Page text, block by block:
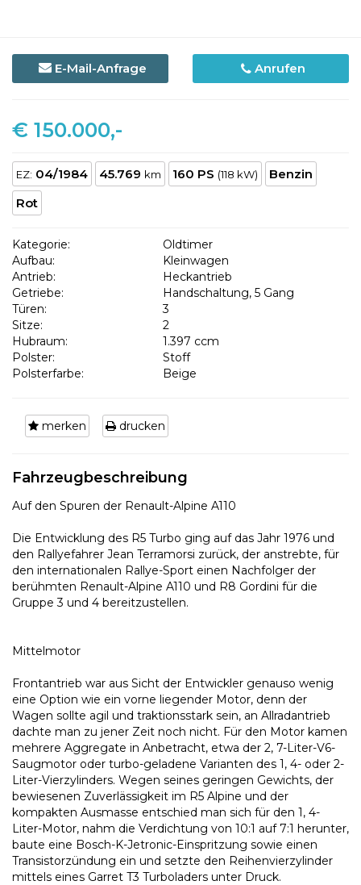
E-Mail-Anfrage Anrufen
€ 150.000,-
EZ: 04/1984 45.769 km 160 PS (118 kW)
Benzin
Rot
Kategorie:
Oldtimer
Aufbau:
Kleinwagen
Antrieb:
Heckantrieb
Getriebe:
Handschaltung, 5 Gang
Türen:
3
Sitze:
2
Hubraum:
1.397 ccm
Polster:
Stoff
Polsterfarbe:
Beige
merken drucken
Fahrzeugbeschreibung
Auf den Spuren der Renault-Alpine A110
Die Entwicklung des R5 Turbo ging auf das Jahr 1976 und
den Rallyefahrer Jean Terramorsi zurück, der anstrebte, für
den internationalen Rallye-Sport einen Nachfolger der
berühmten Renault-Alpine A110 und R8 Gordini für die
Gruppe 3 und 4 bereitzustellen.
Mittelmotor
Frontantrieb war aus Sicht der Entwickler genauso wenig
eine Option wie ein vorne liegender Motor, denn der
Wagen sollte agil und traktionsstark sein, an Allradantrieb
dachte man zu jener Zeit noch nicht. Für den Motor kamen
mehrere Aggregate in Anbetracht, etwa der 2, 7-Liter-V6-
Saugmotor oder turbo-geladene Varianten des 1, 4- oder 2-
Liter-Vierzylinders. Wegen seines geringen Gewichts, der
bewiesenen Zuverlässigkeit im R5 Alpine und der
kompakten Ausmasse entschied man sich für den 1, 4-
Liter-Motor, nahm die Verdichtung von 10:1 auf 7:1 herunter,
baute eine Bosch-K-Jetronic-Einspritzung sowie einen
Transistorzündung ein und setzte den Reihenvierzylinder
mittels eines Garret T3 Turboladers unter Druck.